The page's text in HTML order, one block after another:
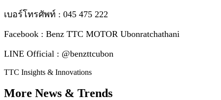
เบอร์โทรศัพท์ : 045 475 222
Facebook : Benz TTC MOTOR Ubonratchathani
LINE Official : @benzttcubon
TTC Insights & Innovations
More News & Trends